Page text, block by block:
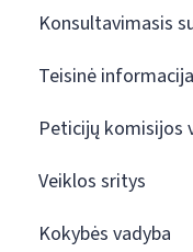
Konsultavimasis
Teisinė informacija
Peticijų komisijos
Veiklos sritys
Kokybės vadyba